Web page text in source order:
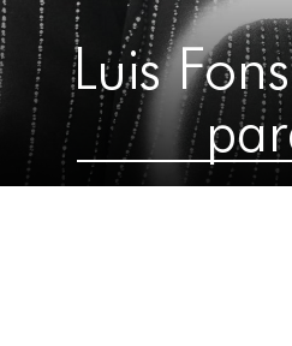
Luis